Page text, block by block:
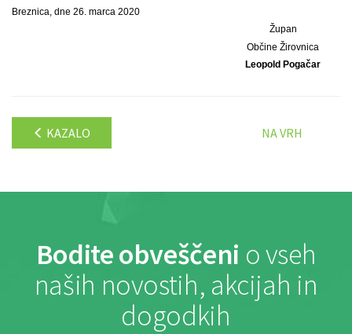
Breznica, dne 26. marca 2020
Župan
Občine Žirovnica
Leopold Pogačar
KAZALO NA VRH
Bodite obveščeni o vseh
naših novostih, akcijah in
dogodkih